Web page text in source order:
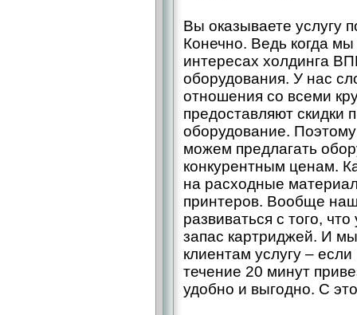
Вы оказываете услугу
Конечно. Ведь когда
интересах холдинга
оборудования. У нас
отношения со всеми
предоставляют скидки
оборудование.
можем предлагать
конкурентным ценам.
на расходные
принтеров. Вообще
развиваться с того,
запас картриджей. И
клиентам услугу –
течение 20 минут
удобно и выгодно. С